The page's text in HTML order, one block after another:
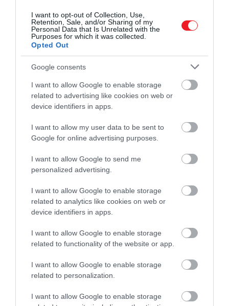
I want to opt-out of Collection, Use,
Retention, Sale, and/or Sharing of my
Personal Data that Is Unrelated with the
Purposes for which it was collected.
Opted Out
Google consents
I want to allow Google to enable storage
related to advertising like cookies on web or
device identifiers in apps.
I want to allow my user data to be sent to
Google for online advertising purposes.
I want to allow Google to send me
personalized advertising.
I want to allow Google to enable storage
related to analytics like cookies on web or
device identifiers in apps.
I want to allow Google to enable storage
related to functionality of the website or app.
I want to allow Google to enable storage
related to personalization.
I want to allow Google to enable storage
2024 októberében a NASA tudósai
bejelentették, hogy elérkeztünk a 11 éves
2025 októberéig eltarthat, így az intenzív
mágneses viharok miatt az északi fény a
szokásosnál több helyen és sokkal
intenzívebben lesz majd látható. Most
mutatunk 4 helyszínt, ahol jövőre…
2024. DECEMBER 17. ● HAMU ÉS GYÉMÁNT
A 4 legjobb hely a Földön, ha
2025-ben a sarki fényben…
HAMU ÉS GYÉMÁNT